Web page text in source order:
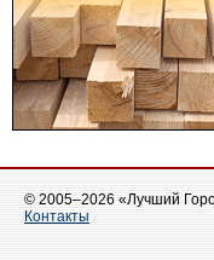
© 2005–2026 «Лучший
Контакты